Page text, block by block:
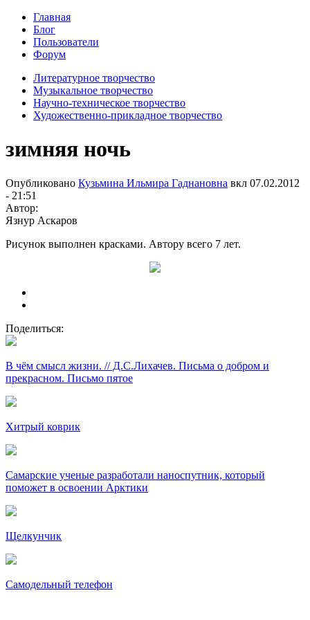
Главная
Блог
Пользователи
Форум
Литературное творчество
Музыкальное творчество
Научно-техническое творчество
Художественно-прикладное творчество
зимняя ночь
Опубликовано Кузьмина Ильмира Гаднановна вкл 07.02.2012
- 21:51
Автор:
Язнур Аскаров
Рисунок выполнен красками. Автору всего 7 лет.
Поделиться:
В чём смысл жизни. // Д.С.Лихачев. Письма о добром и
прекрасном. Письмо пятое
Хитрый коврик
Самарские ученые разработали наноспутник, который
поможет в освоении Арктики
Щелкунчик
Самодельный телефон